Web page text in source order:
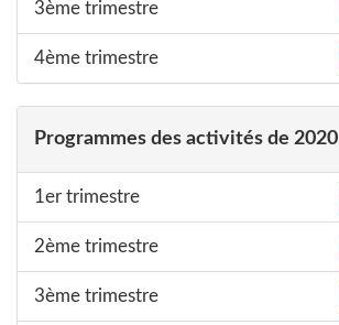
3ème trimestre
4ème trimestre
Programmes des activités de 2020
1er trimestre
2ème trimestre
3ème trimestre